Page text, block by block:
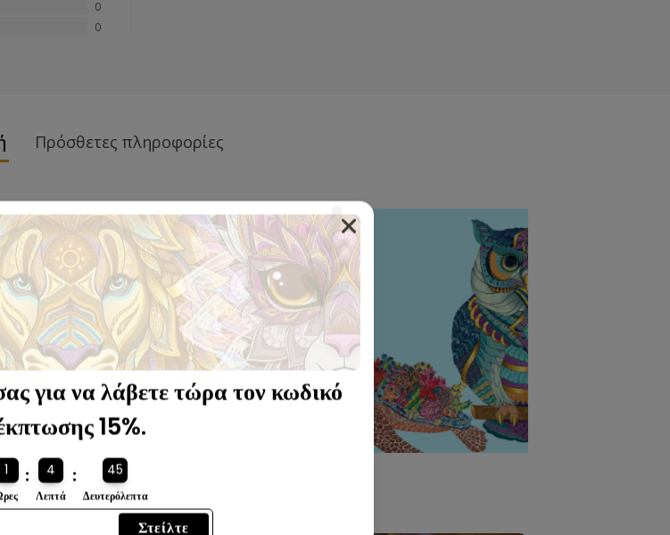
0
0
Πρόσθετες πληροφορίες
για να λάβετε τώρα τον κωδικό
15%.
1 : 4
Λεπτά
: 43
Δευτερόλεπτα
Στείλτε